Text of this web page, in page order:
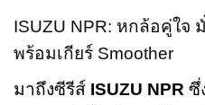
ISUZU NPR: หกล้อคู่ใจ
พร้อมเกียร์ Smoother
มาถึงซีรีส์ ISUZU NPR ซึ่